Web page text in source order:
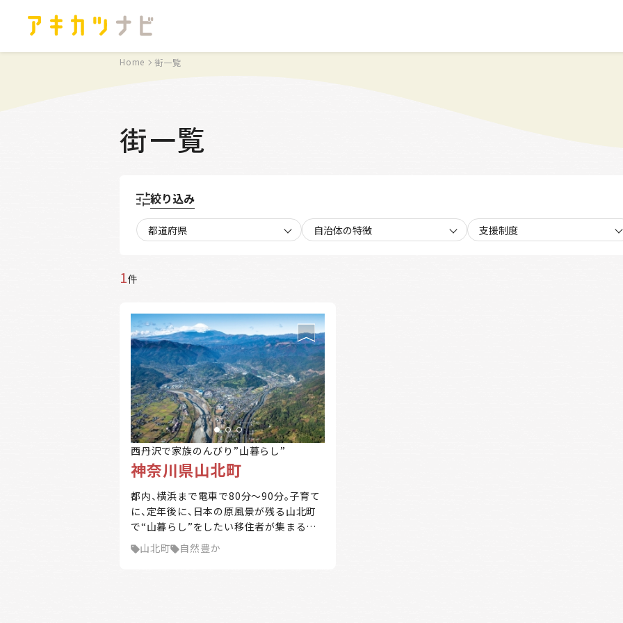
Home 街一覧
街一覧
絞り込み
都道府県 自治体の特徴 支援制度
1件
西丹沢で家族のんびり”山暮らし”
神奈川県山北町
都内、横浜まで電車で80分～90分。子育て
に、定年後に、日本の原風景が残る山北町
で“山暮らし”をしたい移住者が集まる町
です。 東京から西へ80km。山北町は神奈
川県の西部にある、緑深い丹沢の山々に抱
山北町 自然豊か